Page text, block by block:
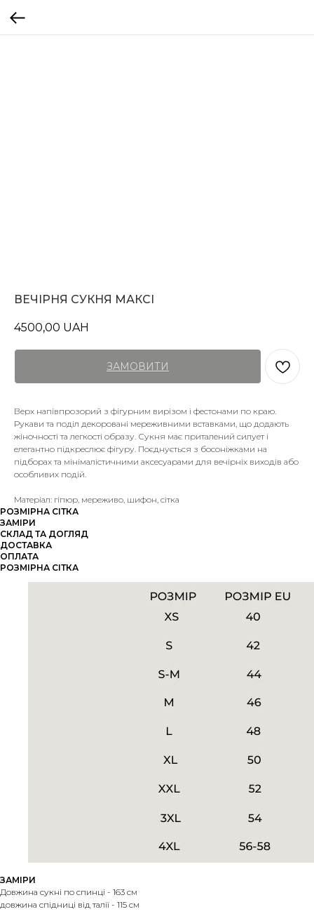
ВЕЧІРНЯ СУКНЯ МАКСІ
4500,00 UAH
ЗАМОВИТИ
Верх напівпрозорий з фігурним вирізом і фестонами по краю.
Рукави та поділ декоровані мереживними вставками, що додають
жіночності та легкості образу. Сукня має приталений силует і
елегантно підкреслює фігуру. Поєднується з босоніжками на
підборах та мінімалістичними аксесуарами для вечірніх виходів або
особливих подій.
Матеріал: гіпюр, мереживо, шифон, сітка
РОЗМІРНА СІТКА
ЗАМІРИ
СКЛАД ТА ДОГЛЯД
ДОСТАВКА
ОПЛАТА
РОЗМІРНА СІТКА
ЗАМІРИ
Довжина сукні по спинці - 163 см
довжина спідниці від талії - 115 см